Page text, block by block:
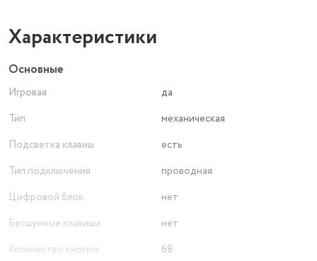
Характеристики
Основные
Игровая
да
Тип
механическая
Подсветка клавиш
есть
Тип подключения
проводная
Цифровой блок
нет
Бесшумные клавиши
нет
Количество кнопок
68